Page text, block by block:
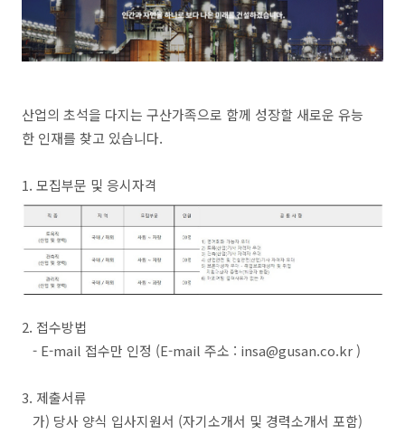
산업의 초석을 다지는 구산가족으로 함께 성장할 새로운 유능
한 인재를 찾고 있습니다.
1. 모집부문 및 응시자격
2. 접수방법
- E-mail 접수만 인정 (E-mail 주소 : insa@gusan.co.kr )
3. 제출서류
가) 당사 양식 입사지원서 (자기소개서 및 경력소개서 포함)